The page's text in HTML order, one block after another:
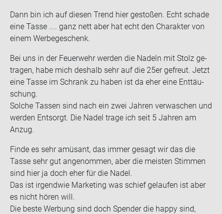
Dann bin ich auf die­sen Trend hier ge­sto­ßen. Echt scha­de
eine Tasse .... ganz nett aber hat echt den Cha­rak­ter von
einem Wer­be­ge­schenk.
Bei uns in der Feu­er­wehr wer­den die Na­deln mit Stolz ge­
tra­gen, habe mich des­halb sehr auf die 25er ge­freut. Jetzt
eine Tasse im Schrank zu haben ist da eher eine Ent­täu­
schung.
Sol­che Tas­sen sind nach ein zwei Jah­ren ver­wa­schen und
wer­den Ent­sorgt. Die Nadel trage ich seit 5 Jah­ren am
Anzug.
Finde es sehr amü­sant, das immer ge­sagt wir das die
Tasse sehr gut an­ge­nom­men, aber die meis­ten Stim­men
sind hier ja doch eher für die Nadel.
Das ist ir­gend­wie Mar­ke­ting was schief ge­lau­fen ist aber
es nicht hören will.
Die beste Wer­bung sind doch Spen­der die happy sind,